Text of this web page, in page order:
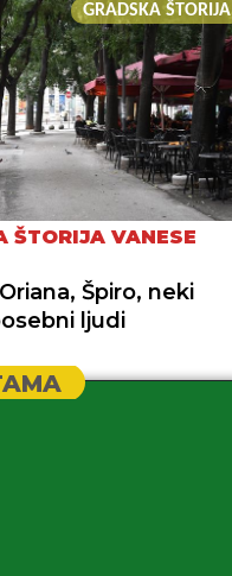
GRADSKA ŠTORIJA
ŠTORIJA VANESE
Špiro, neki
ljudi